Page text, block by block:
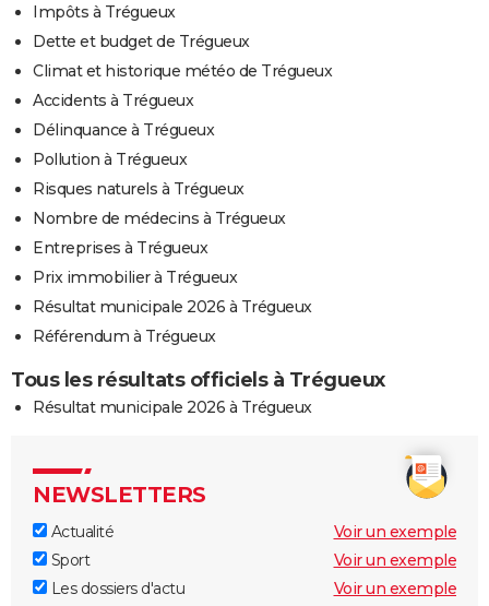
Impôts à Trégueux
Dette et budget de Trégueux
Climat et historique météo de Trégueux
Accidents à Trégueux
Délinquance à Trégueux
Pollution à Trégueux
Risques naturels à Trégueux
Nombre de médecins à Trégueux
Entreprises à Trégueux
Prix immobilier à Trégueux
Résultat municipale 2026 à Trégueux
Référendum à Trégueux
Tous les résultats officiels à Trégueux
Résultat municipale 2026 à Trégueux
NEWSLETTERS
Actualité
Voir un exemple
Sport
Voir un exemple
Les dossiers d'actu
Voir un exemple